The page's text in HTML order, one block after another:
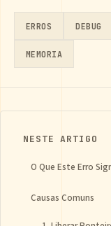
ERROS DEBUG
MEMORIA
NESTE ARTIGO
O Que Este Erro
Causas Comuns